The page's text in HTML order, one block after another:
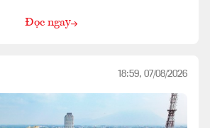
Đọc ngay
18:59, 07/08/2026